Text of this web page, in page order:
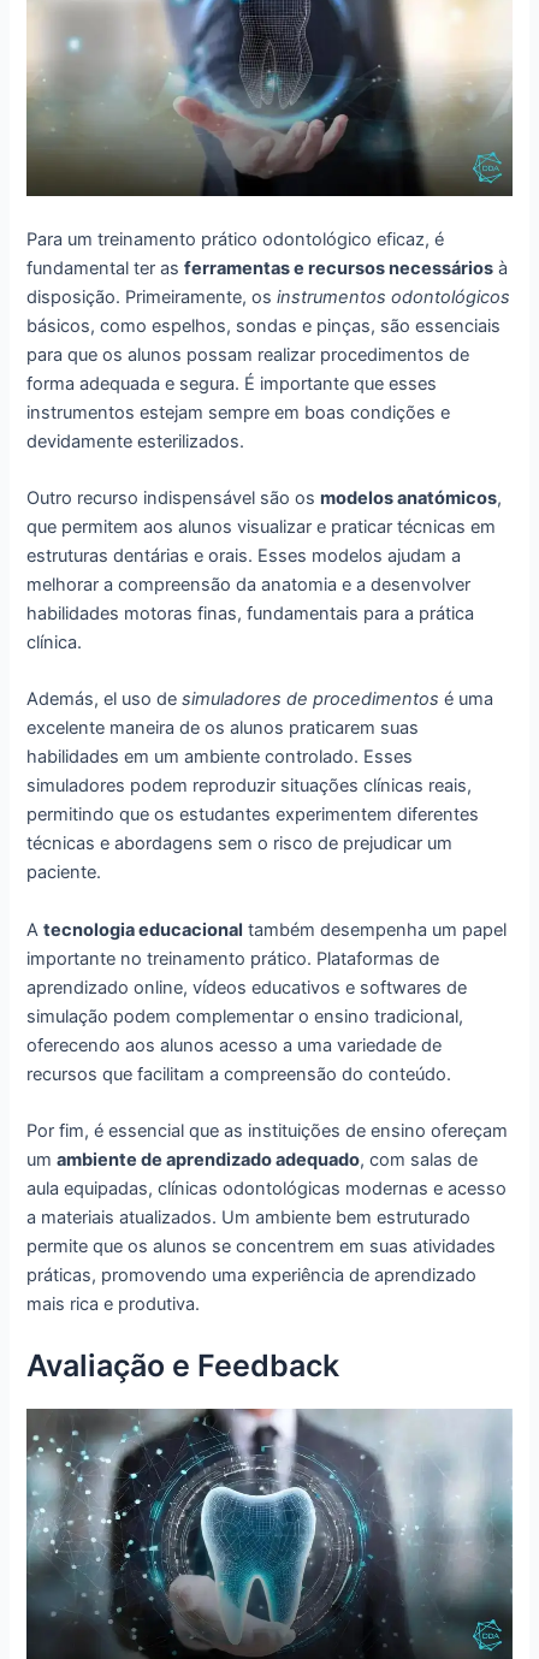
Para um treinamento prático odontológico eficaz, é
fundamental ter asferramentas e recursos necessários à
disposição. Primeiramente, osinstrumentos odontológicos
básicos, como espelhos, sondas e pinças, são essenciais
para que os alunos possam realizar procedimentos de
forma adequada e segura. É importante que esses
instrumentos estejam sempre em boas condições e
devidamente esterilizados.
Outro recurso indispensável são osmodelos anatómicos,
que permitem aos alunos visualizar e praticar técnicas em
estruturas dentárias e orais. Esses modelos ajudam a
melhorar a compreensão da anatomia e a desenvolver
habilidades motoras finas, fundamentais para a prática
clínica.
Además, el uso desimuladores de procedimentos é uma
excelente maneira de os alunos praticarem suas
habilidades em um ambiente controlado. Esses
simuladores podem reproduzir situações clínicas reais,
permitindo que os estudantes experimentem diferentes
técnicas e abordagens sem o risco de prejudicar um
paciente.
Atecnologia educacional também desempenha um papel
importante no treinamento prático. Plataformas de
aprendizado online, vídeos educativos e softwares de
simulação podem complementar o ensino tradicional,
oferecendo aos alunos acesso a uma variedade de
recursos que facilitam a compreensão do conteúdo.
Por fim, é essencial que as instituições de ensino ofereçam
umambiente de aprendizado adequado, com salas de
aula equipadas, clínicas odontológicas modernas e acesso
a materiais atualizados. Um ambiente bem estruturado
permite que os alunos se concentrem em suas atividades
práticas, promovendo uma experiência de aprendizado
mais rica e produtiva.
Avaliação e Feedback